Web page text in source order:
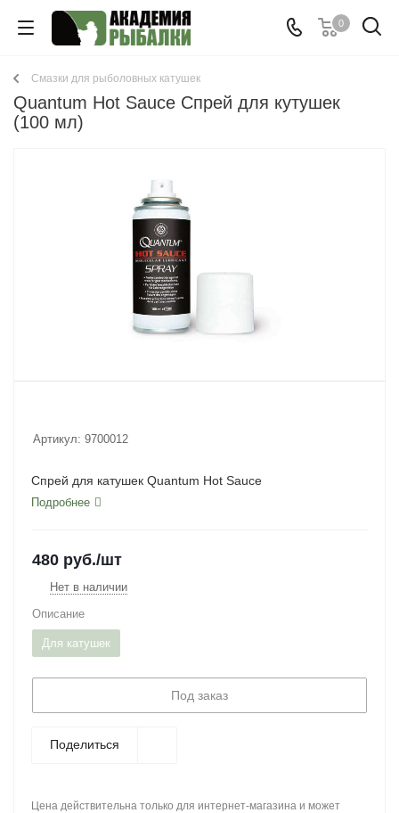
0
Смазки для рыболовных катушек
Quantum Hot Sauce Спрей для кутушек
(100 мл)
Артикул: 9700012
Спрей для катушек Quantum Hot Sauce
Подробнее
480 руб./шт
Нет в наличии
Описание
Для катушек
Под заказ
Поделиться
Цена действительна только для интернет-магазина и может